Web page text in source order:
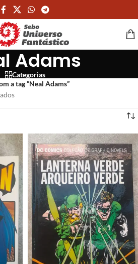
Adams
Categorias
a tag “Neal Adams”